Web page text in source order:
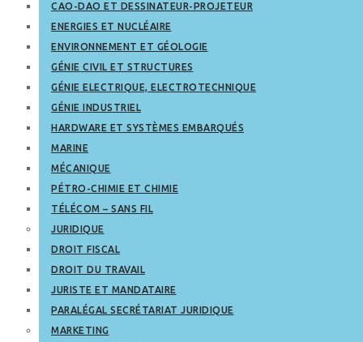
CAO-DAO ET DESSINATEUR-PROJETEUR
ENERGIES ET NUCLÉAIRE
ENVIRONNEMENT ET GÉOLOGIE
GÉNIE CIVIL ET STRUCTURES
GÉNIE ELECTRIQUE, ELECTROTECHNIQUE
GÉNIE INDUSTRIEL
HARDWARE ET SYSTÈMES EMBARQUÉS
MARINE
MÉCANIQUE
PÉTRO-CHIMIE ET CHIMIE
TÉLÉCOM – SANS FIL
JURIDIQUE
DROIT FISCAL
DROIT DU TRAVAIL
JURISTE ET MANDATAIRE
PARALÉGAL SECRÉTARIAT JURIDIQUE
MARKETING